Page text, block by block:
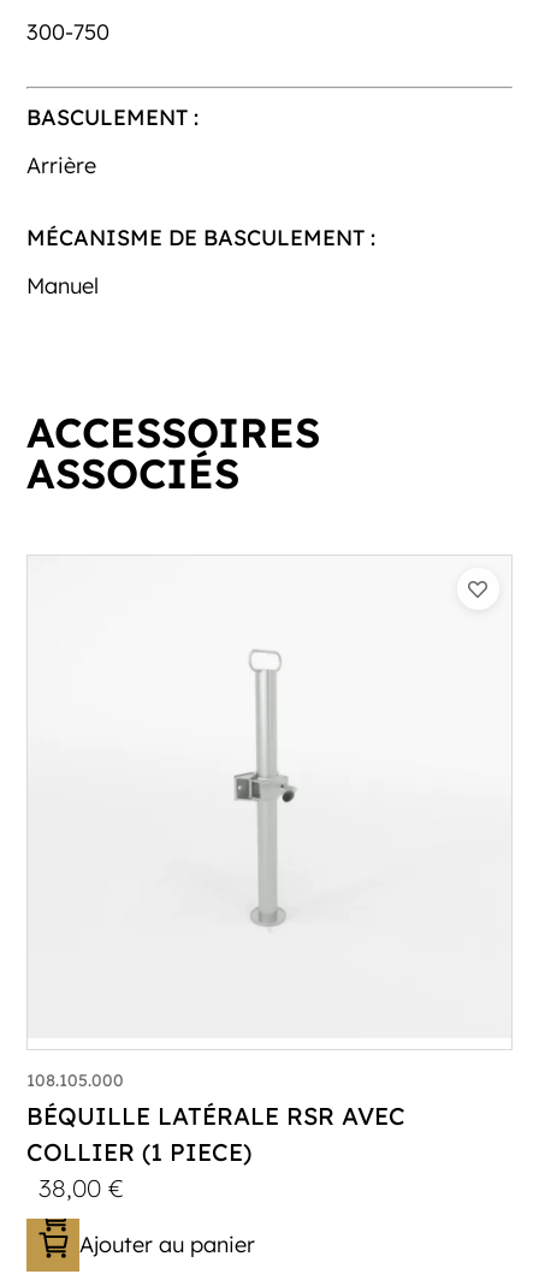
300-750
BASCULEMENT :
Arrière
MÉCANISME DE BASCULEMENT :
Manuel
ACCESSOIRES
ASSOCIÉS
108.105.000
BÉQUILLE LATÉRALE RSR AVEC
COLLIER (1 PIECE)
38,00€
Ajouter au panier